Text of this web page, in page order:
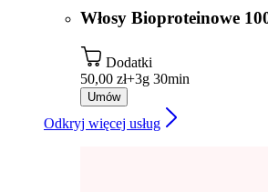
Włosy Bioproteinowe
Dodatki
50,00 zł+3g 30min
Umów
Odkryj więcej usług